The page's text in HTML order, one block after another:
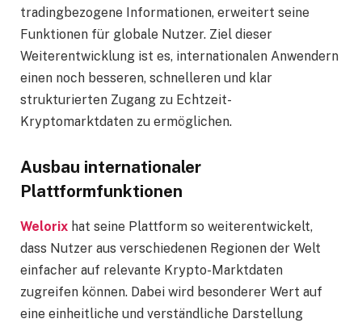
tradingbezogene Informationen, erweitert seine
Funktionen für globale Nutzer. Ziel dieser
Weiterentwicklung ist es, internationalen Anwendern
einen noch besseren, schnelleren und klar
strukturierten Zugang zu Echtzeit-
Kryptomarktdaten zu ermöglichen.
Ausbau internationaler
Plattformfunktionen
Welorix hat seine Plattform so weiterentwickelt,
dass Nutzer aus verschiedenen Regionen der Welt
einfacher auf relevante Krypto-Marktdaten
zugreifen können. Dabei wird besonderer Wert auf
eine einheitliche und verständliche Darstellung